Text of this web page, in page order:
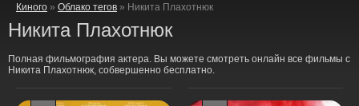
Киного » Облако тегов » Никита Плахотнюк
Никита Плахотнюк
Полная фильмография актера. Вы можете смотреть онлайн все фильмы с
Никита Плахотнюк, собвершенно бесплатно.